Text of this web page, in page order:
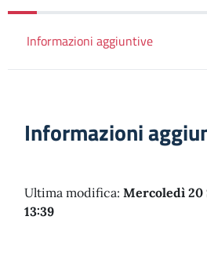
Informazioni aggiuntive
Informazioni
Ultima modifica: Mercoledì 20
13:39